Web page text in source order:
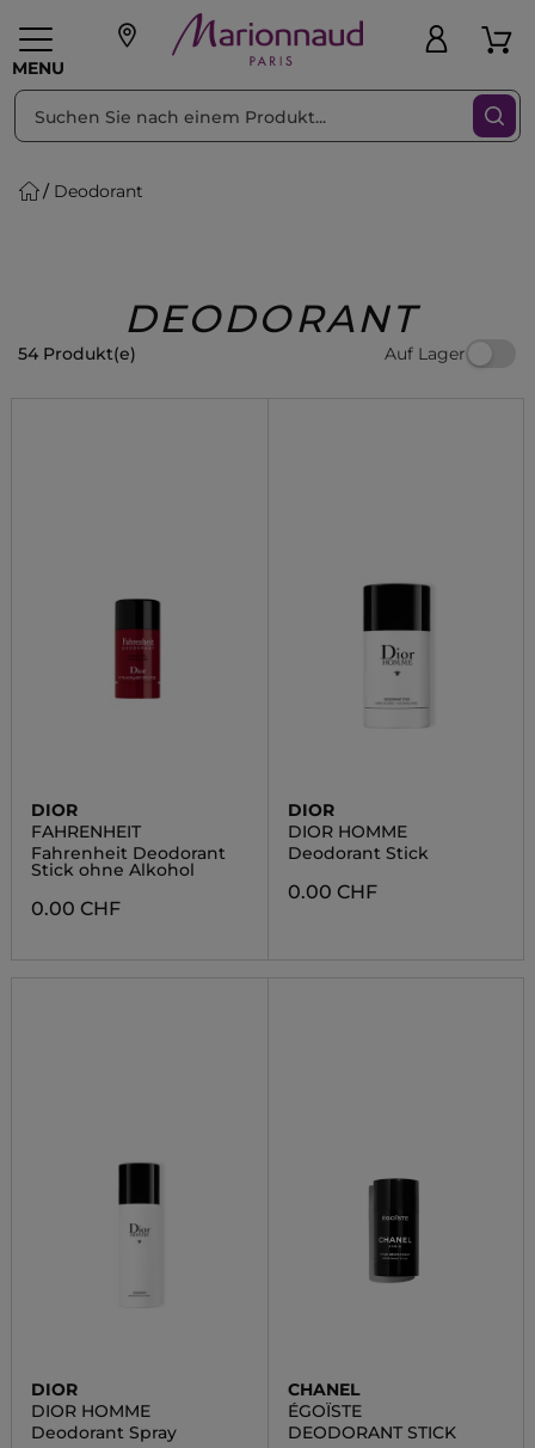
MENU
Geschenke
Deodorant
DEODORANT
54 Produkt(e) Auf Lager
sortieren nach Filter
DIOR
FAHRENHEIT
Fahrenheit Deodorant
Stick ohne Alkohol
0.00 CHF
DIOR
DIOR HOMME
Deodorant Stick
0.00 CHF
DIOR
DIOR HOMME
Deodorant Spray
CHANEL
ÉGOÏSTE
DEODORANT STICK